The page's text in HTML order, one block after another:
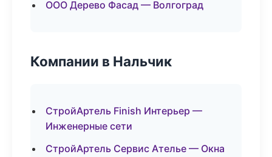
ООО Дерево Фасад — Волгоград
Компании в Нальчик
СтройАртель Finish Интерьер —
Инженерные сети
СтройАртель Сервис Ателье — Окна